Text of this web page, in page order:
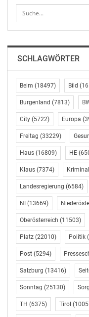
Branchen ist
spielen virtuelle
Erfahrungen
KMUs hier mithalten?
Die Keynote beim
April 2018, ab 18:30
Center, hält Viktoria
ihr diskutieren im
Einlass 18:00 Uhr,
Eine Video-
anschließend unter
abrufbar sein.
Über Digital
Die
wird gemeinsam von
(http://www.apa.at/)
(http://sdo.at/) [(sd
SCHLAGWÖRTER
Beim (18497) Bild
Burgenland (7813)
City (5722) Europa
Freitag (33229)
Haus (16809) HE
Klaus (7374)
Landesregierung (6584)
NI (13669)
Oberösterreich (11503)
Platz (22010) Politik
Post (5294)
Salzburg (13416)
Sonntag (25130)
TH (6375) Tirol